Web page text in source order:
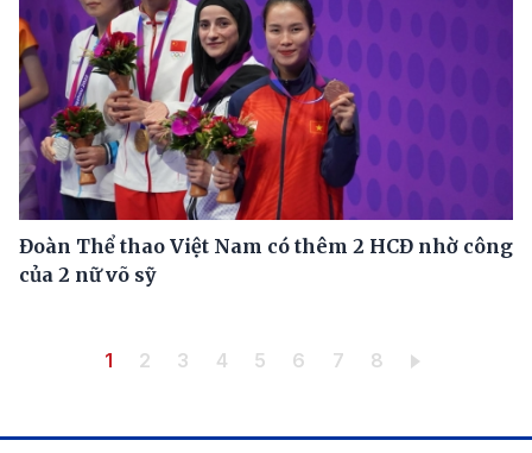
Đoàn Thể thao Việt Nam có thêm 2 HCĐ nhờ công
của 2 nữ võ sỹ
PaginationTrang hiện thời
1 Trang
2 Trang
3 Trang
4 Trang
5 Trang
6 Trang
7 Trang
8